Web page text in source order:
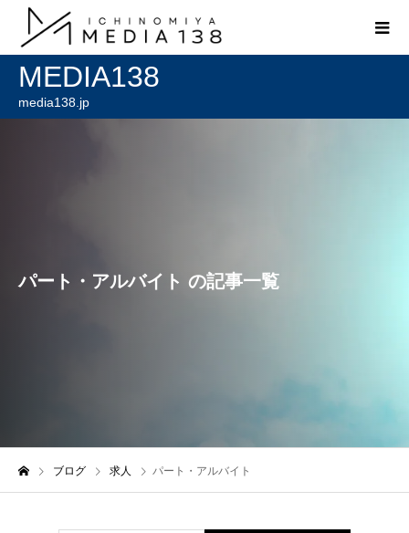
MEDIA138
media138.jp
パート・アルバイト の記事一覧
ブログ 求人 パート・アルバイト